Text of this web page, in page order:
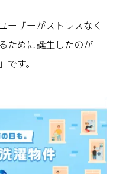
ーザーがストレスなく
ために誕生したのが
す。